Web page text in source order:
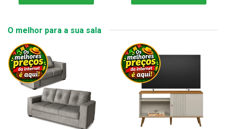
O melhor para a sua sala